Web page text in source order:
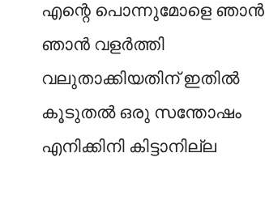
എന്റെ പൊന്നുമോളെ ഞാൻ
ഞാൻ വളർത്തി
വലുതാക്കിയതിന് ഇതിൽ
കൂടുതൽ ഒരു സന്തോഷം
എനിക്കിനി കിട്ടാനില്ല